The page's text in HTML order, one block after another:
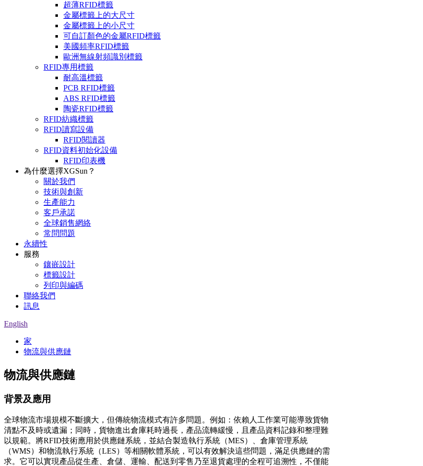
超薄RFID標籤
金屬標籤上的大尺寸
金屬標籤上的小尺寸
可自訂顏色的金屬RFID標籤
美國頻率RFID標籤
歐洲無線射頻識別標籤
RFID專用標籤
耐高溫標籤
PCB RFID標籤
ABS RFID標籤
陶瓷RFID標籤
RFID紡織標籤
RFID讀寫設備
RFID閱讀器
RFID資料初始化設備
RFID印表機
為什麼選擇XGSun？
關於我們
技術與創新
生產能力
客戶承諾
全球銷售網絡
常問問題
永續性
服務
鑲嵌設計
標籤設計
列印與編碼
聯絡我們
訊息
English
家
物流與供應鏈
物流與供應鏈
背景及應用
全球物流市場規模不斷擴大，但傳統物流模式有許多問題。例如：依賴人工作業可能導致貨物
清點不及時或遺漏；同時，貨物進出倉庫耗時過長，產品流轉緩慢，且產品資料記錄和整理難
以規範。將RFID技術應用於供應鏈系統，並結合製造執行系統（MES）、倉庫管理系統
（WMS）和物流執行系統（LES）等相關軟體系統，可以有效解決這些問題，滿足供應鏈的需
求。它可以實現產品從生產、倉儲、運輸、配送到零售乃至退貨處理的全程可追溯性，不僅能